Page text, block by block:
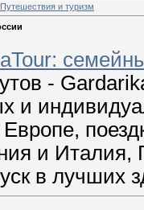
Путешествия и туризм
-
и
и Италия,
в лучших